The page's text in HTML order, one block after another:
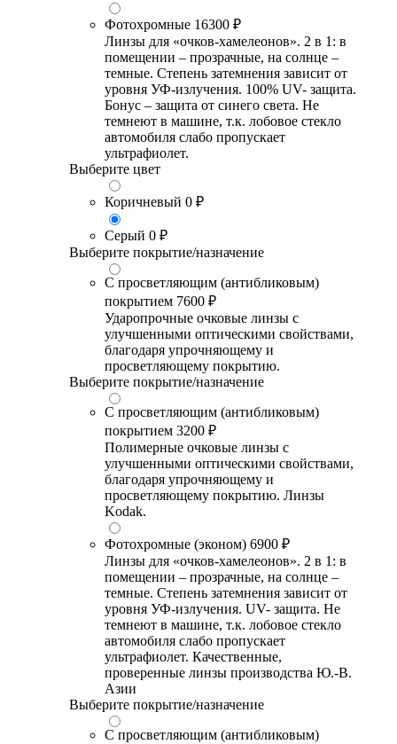
Фотохромные 16300 ₽
Линзы для «очков-хамелеонов». 2 в 1: в
помещении – прозрачные, на солнце –
темные. Степень затемнения зависит от
уровня УФ-излучения. 100% UV- защита.
Бонус – защита от синего света. Не
темнеют в машине, т.к. лобовое стекло
автомобиля слабо пропускает
ультрафиолет.
Выберите цвет
Коричневый 0 ₽
Серый 0 ₽
Выберите покрытие/назначение
С просветляющим (антибликовым)
покрытием 7600 ₽
Ударопрочные очковые линзы с
улучшенными оптическими свойствами,
благодаря упрочняющему и
просветляющему покрытию.
Выберите покрытие/назначение
С просветляющим (антибликовым)
покрытием 3200 ₽
Полимерные очковые линзы с
улучшенными оптическими свойствами,
благодаря упрочняющему и
просветляющему покрытию. Линзы
Kodak.
Фотохромные (эконом) 6900 ₽
Линзы для «очков-хамелеонов». 2 в 1: в
помещении – прозрачные, на солнце –
темные. Степень затемнения зависит от
уровня УФ-излучения. UV- защита. Не
темнеют в машине, т.к. лобовое стекло
автомобиля слабо пропускает
ультрафиолет. Качественные,
проверенные линзы производства Ю.-В.
Азии
Выберите покрытие/назначение
С просветляющим (антибликовым)